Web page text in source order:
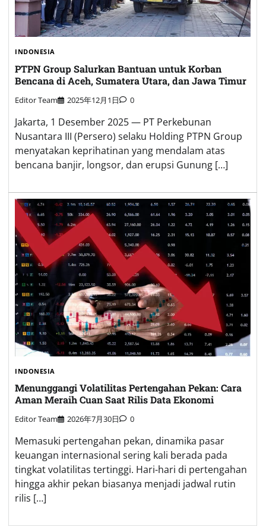
INDONESIA
PTPN Group Salurkan Bantuan untuk Korban
Bencana di Aceh, Sumatera Utara, dan Jawa Timur
Editor Team 2025年12月1日 0
Jakarta, 1 Desember 2025 — PT Perkebunan
Nusantara III (Persero) selaku Holding PTPN Group
menyatakan keprihatinan yang mendalam atas
bencana banjir, longsor, dan erupsi Gunung […]
INDONESIA
Menunggangi Volatilitas Pertengahan Pekan: Cara
Aman Meraih Cuan Saat Rilis Data Ekonomi
Editor Team 2026年7月30日 0
Memasuki pertengahan pekan, dinamika pasar
keuangan internasional sering kali berada pada
tingkat volatilitas tertinggi. Hari-hari di pertengahan
hingga akhir pekan biasanya menjadi jadwal rutin
rilis […]